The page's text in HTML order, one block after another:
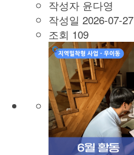
작성자 윤다영
작성일 2026-07-27
조회 109